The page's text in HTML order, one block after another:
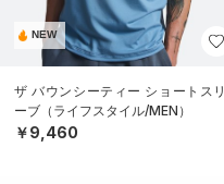
NEW
ザ バウンシーティー ショートスリ
ーブ（ライフスタイル/MEN）
￥9,460